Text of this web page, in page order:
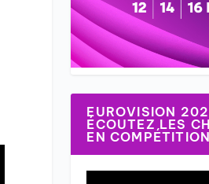
EUROVISION
ÉCOUTEZ LES
EN COMPÉTITION